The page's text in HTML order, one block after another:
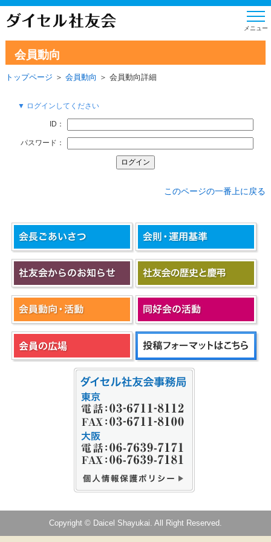
会員動向
トップページ ＞ 会員動向 ＞ 会員動向詳細
▼ ログインしてください
ID：
パスワード：
このページの一番上に戻る
Copyright © Daicel Shayukai. All Right Reserved.